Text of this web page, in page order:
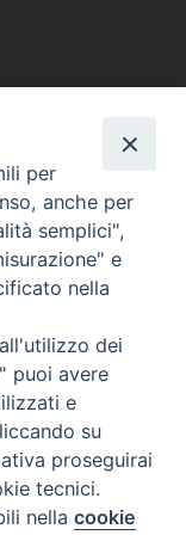
WebMail
di Brindisi – Ostuni
Cookie
per
anche per
semplici",
e
nella
dei
puoi avere
e
su
proseguirai
tecnici.
nellacookie